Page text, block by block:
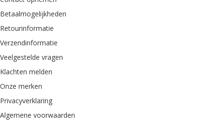
Betaalmogelijkheden
Retourinformatie
Verzendinformatie
Veelgestelde vragen
Klachten melden
Onze merken
Privacyverklaring
Algemene voorwaarden